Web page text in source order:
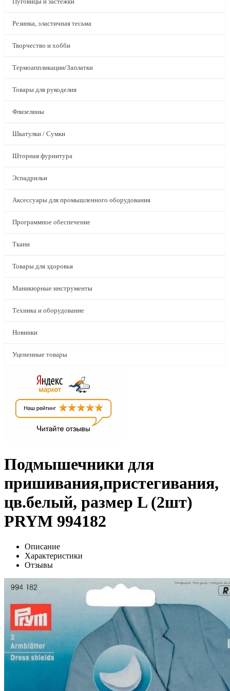
Резинка, эластичная тесьма
Творчество и хобби
Термоаппликации/Заплатки
Товары для рукоделия
Флизелины
Шкатулки / Сумки
Шторная фурнитура
Эспадрильи
Аксессуары для промышленного оборудования
Программное обеспечение
Ткани
Товары для здоровья
Маникюрные инструменты
Техника и оборудование
Новинки
Уцененные товары
Подмышечники для
пришивания,пристегивания,
цв.белый, размер L (2шт)
PRYM 994182
Описание
Характеристики
Отзывы